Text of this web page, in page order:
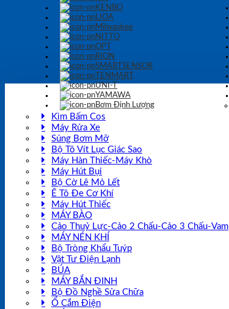
KENBO
LIOA
Milwaukee
NITTO
OPT
RION
SMARTSENSOR
TENMART
UNI-T
YAMAWA
Bơm Định Lượng
Kìm Bấm Cos
Máy Rửa Xe
Súng Bơm Mỡ
Bộ Tô Vít Lục Giác Sao
Máy Hàn Thiếc-Máy Khò
Máy Hút Bụi
Bộ Cờ Lê Mỏ Lết
Ê Tô Đe Cơ Khí
Máy Hút Thiếc
MÁY BÀO
Cảo Thuỷ Lực-Cảo 2 Chấu-Cảo 3 Chấu-Vam
MÁY NÉN KHÍ
Bộ Tròng Khẩu Tuýp
Vật Tư Điện Lạnh
BÚA
MÁY BẮN ĐINH
Bộ Đồ Nghề Sửa Chữa
Ổ Cắm Điện